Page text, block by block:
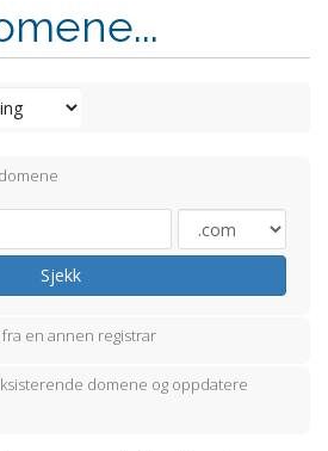
Sjekk
en annen registrar
domene og oppdatere